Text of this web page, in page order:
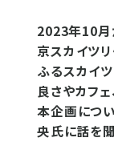
2023年10月
京スカイツ
ふるスカイ
良さやカフ
本企画につ
央氏に話を